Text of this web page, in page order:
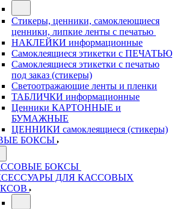
Стикеры, ценники, самоклеющиеся
ценники, липкие ленты с печатью
НАКЛЕЙКИ информационные
Самоклеящиеся этикетки с ПЕЧАТЬЮ
Самоклеящиеся этикетки с печатью
под заказ (стикеры)
Светоотражающие ленты и пленки
ТАБЛИЧКИ информационные
Ценники КАРТОННЫЕ и
БУМАЖНЫЕ
ЦЕННИКИ самоклеящиеся (стикеры)
БОКСЫ
БОКСЫ
ДЛЯ КАССОВЫХ